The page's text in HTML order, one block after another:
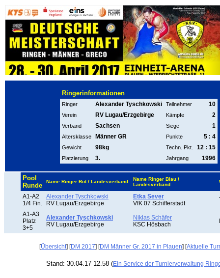
Ringerinformationen
Ringer Alexander Tyschkowski Teilnehmer 10
Verein RV Lugau/Erzgebirge Kämpfe 2
Verband Sachsen Siege 1
Altersklasse Männer GR Punkte 5 : 4
Gewicht 98kg Techn. Pkt. 12 : 15
Platzierung 3. Jahrgang 1996
Pool
Runde
Name Ringer Rot / Landesverband
Name Ringer Blau /
Landesverband
A1-A2
1/4 Fin.
Alexander Tyschkowski
RV Lugau/Erzgebirge
Etka Sever
VfK 07 Schifferstadt
A1-A3
Platz
3+5
Alexander Tyschkowski
RV Lugau/Erzgebirge
Niklas Schäfer
KSC Hösbach
[Übersicht] [DM 2017] [DM Männer Gr. 2017 in Plauen] [Aktuelle
Stand: 30.04.17 12.58 (Ein Service der Turnierverwaltung